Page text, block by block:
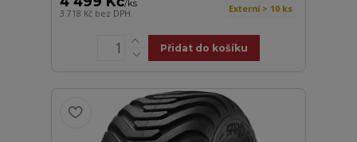
/ks
3 718 Kč bez DPH Externí > 10 ks
Přidat do košíku